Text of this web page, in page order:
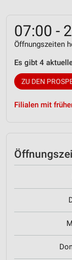
07:00 -
Öffnungszeiten
Es gibt 4
ZU DEN
Filialen mit